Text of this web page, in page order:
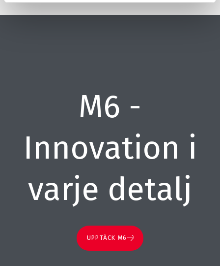
M6 -
Innovation i
varje detalj
UPPTÄCK M6